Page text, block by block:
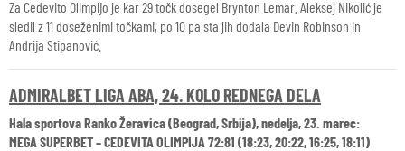
Za Cedevito Olimpijo je kar 29 točk dosegel Brynton Lemar. Aleksej Nikolić je
sledil z 11 doseženimi točkami, po 10 pa sta jih dodala Devin Robinson in
Andrija Stipanović.
ADMIRALBET LIGA ABA, 24. KOLO REDNEGA DELA
Hala sportova Ranko Žeravica (Beograd, Srbija), nedelja, 23. marec:
MEGA SUPERBET – CEDEVITA OLIMPIJA 72:81 (18:23, 20:22, 16:25, 18:11)